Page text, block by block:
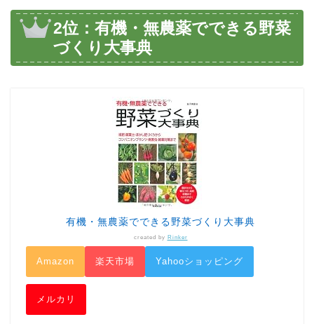
2位：有機・無農薬でできる野菜
づくり大事典
有機・無農薬でできる野菜づくり大事典
created by Rinker
Amazon 楽天市場 Yahooショッピング
メルカリ